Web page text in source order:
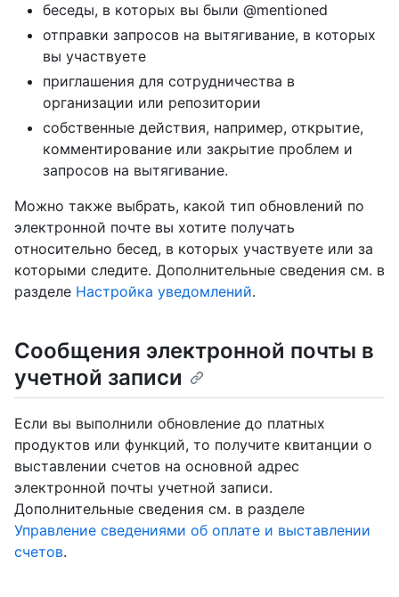
беседы, в которых вы были @mentioned
отправки запросов на вытягивание, в которых
вы участвуете
приглашения для сотрудничества в
организации или репозитории
собственные действия, например, открытие,
комментирование или закрытие проблем и
запросов на вытягивание.
Можно также выбрать, какой тип обновлений по
электронной почте вы хотите получать
относительно бесед, в которых участвуете или за
которыми следите. Дополнительные сведения см. в
разделе Настройка уведомлений.
Сообщения электронной почты в
учетной записи
Если вы выполнили обновление до платных
продуктов или функций, то получите квитанции о
выставлении счетов на основной адрес
электронной почты учетной записи.
Дополнительные сведения см. в разделе
Управление сведениями об оплате и выставлении
счетов.